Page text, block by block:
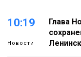
10:19
Новости
Глава